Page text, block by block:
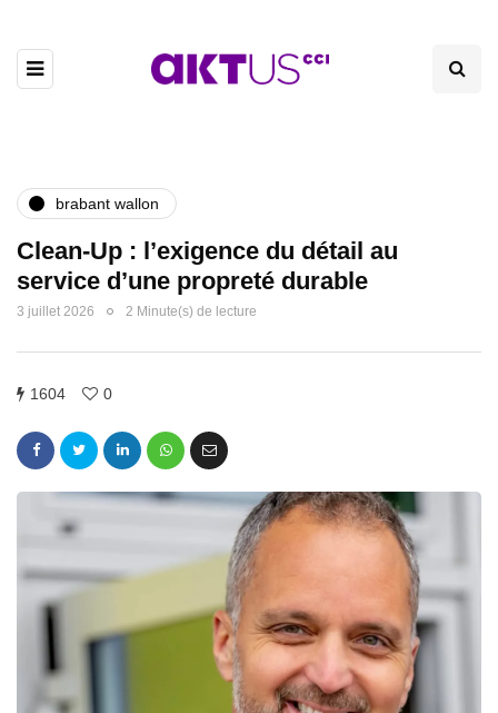
brabant wallon
Clean-Up : l’exigence du détail au
service d’une propreté durable
3 juillet 2026 2 Minute(s) de lecture
1604 0